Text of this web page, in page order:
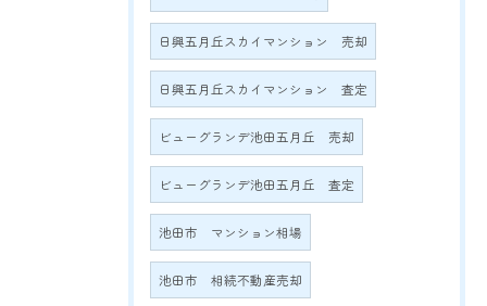
日興五月丘スカイマンション 売却
日興五月丘スカイマンション 査定
ビューグランデ池田五月丘 売却
ビューグランデ池田五月丘 査定
池田市 マンション相場
池田市 相続不動産売却